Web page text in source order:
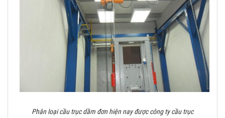
Phân loại cầu trục dầm đơn hiện nay được công ty cầu trục